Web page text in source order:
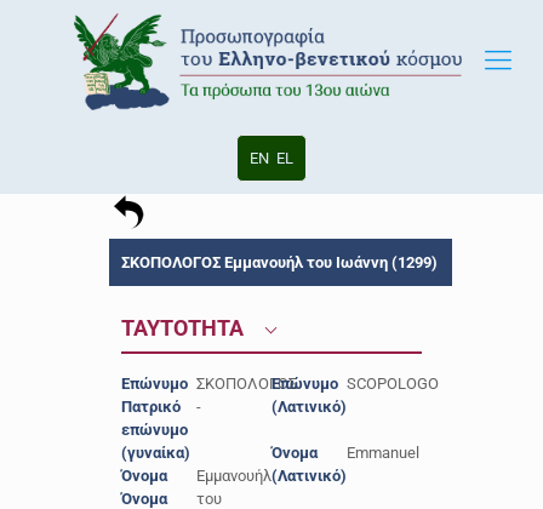
EN EL
ΣΚΟΠΟΛΟΓΟΣ Εμμανουήλ του Ιωάννη (1299)
ΤΑΥΤΟΤΗΤΑ
Επώνυμο ΣΚΟΠΟΛΟΓΟΣ
Πατρικό
επώνυμο
(γυναίκα)
-
Όνομα
Εμμανουήλ
Όνομα
του
Επώνυμο
(Λατινικό)
SCOPOLOGO
Όνομα
(Λατινικό)
Emmanuel